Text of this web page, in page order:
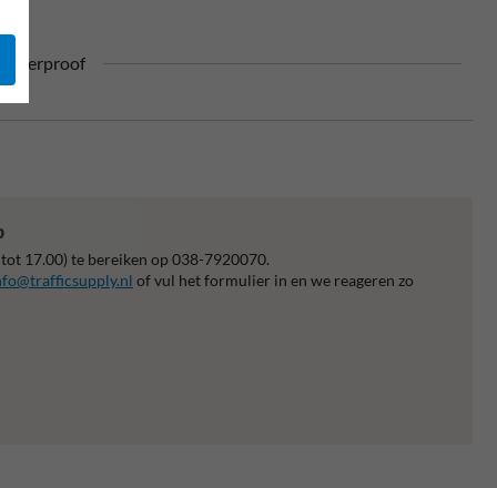
17.00) te bereiken op 038-7920070.
of vul het formulier in en we reageren zo